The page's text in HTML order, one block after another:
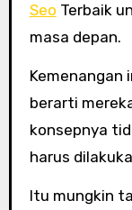
Seo Terbaik
masa depan.
berarti
konsepnya
harus
Itu mungkin